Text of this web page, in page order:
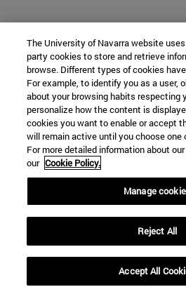
The University of Navarra website
party cookies to store and retrieve
browse. Different types of cookies
For example, to identify you as a user,
about your browsing habits respecting
personalize how the content is
cookies you want to enable or accept
will remain active until you choose
For more detailed information about
our Cookie Policy.
Manage
Reject All
Accept All